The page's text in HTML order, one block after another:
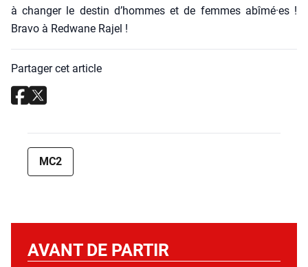
à chan­ger le des­tin d’hommes et de femmes abîmé·es !
Bra­vo à Red­wane Rajel !
Partager cet article
MC2
AVANT DE PARTIR